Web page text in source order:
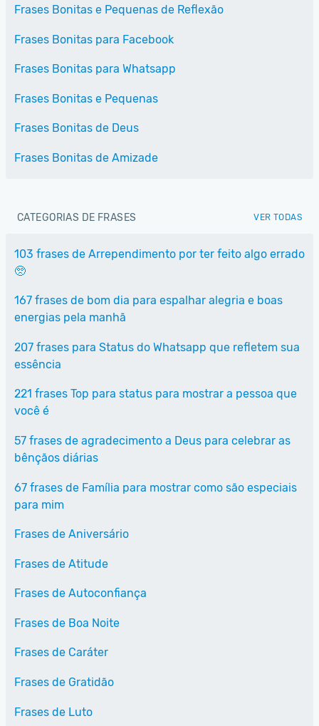
Frases Bonitas e Pequenas de Reflexão
Frases Bonitas para Facebook
Frases Bonitas para Whatsapp
Frases Bonitas e Pequenas
Frases Bonitas de Deus
Frases Bonitas de Amizade
CATEGORIAS DE FRASES VER TODAS
103 frases de Arrependimento por ter feito algo errado
🥺
167 frases de bom dia para espalhar alegria e boas
energias pela manhã
207 frases para Status do Whatsapp que refletem sua
essência
221 frases Top para status para mostrar a pessoa que
você é
57 frases de agradecimento a Deus para celebrar as
bênçãos diárias
67 frases de Família para mostrar como são especiais
para mim
Frases de Aniversário
Frases de Atitude
Frases de Autoconfiança
Frases de Boa Noite
Frases de Caráter
Frases de Gratidão
Frases de Luto